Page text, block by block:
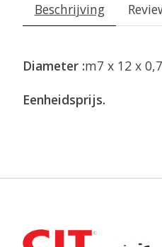
Beschrijving
Diameter :m7 x 12 x 0,7
Eenheidsprijs.